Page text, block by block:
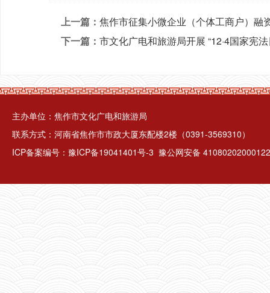
上一篇： 焦作市征集小微企业（个体工商户）融
下一篇： 市文化广电和旅游局开展 “12·4国家宪
主办单位：焦作市文化广电和旅游局
联系方式：河南省焦作市市政大厦东配楼2楼（0391-3569310）
ICP备案编号： 豫ICP备19041401号-3 豫公网安备